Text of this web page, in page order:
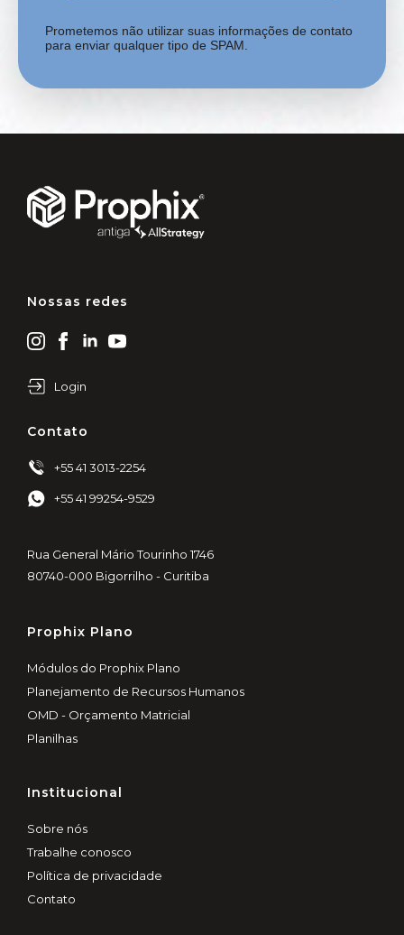
Prometemos não utilizar suas informações de contato
para enviar qualquer tipo de SPAM.
Nossas redes
Login
Contato
+55 41 3013-2254
+55 41 99254-9529
Rua General Mário Tourinho 1746
80740-000 Bigorrilho - Curitiba
Prophix Plano
Módulos do Prophix Plano
Planejamento de Recursos Humanos
OMD - Orçamento Matricial
Planilhas
Institucional
Sobre nós
Trabalhe conosco
Política de privacidade
Contato